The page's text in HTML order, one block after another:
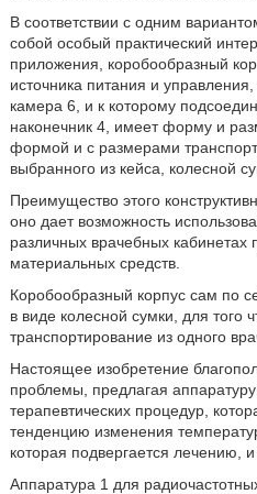
В соответствии с одним
собой особый практический
приложения, коробообразный
источника питания и
камера 6, и к которому
наконечник 4, имеет форму и
формой и с размерами
выбранного из кейса, колесной
Преимущество этого
оно дает возможность
различных врачебных кабинетах
материальных средств.
Коробообразный корпус сам по
в виде колесной сумки, для того
транспортирование из одного
Настоящее изобретение
проблемы, предлагая
терапевтических процедур,
тенденцию изменения
которая подвергается лечению,
Аппаратура 1 для